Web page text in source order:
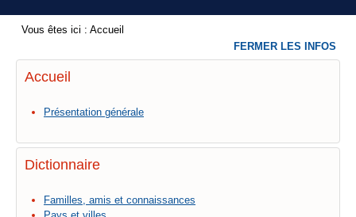
Vous êtes ici : Accueil
Accueil
Présentation générale
Dictionnaire
Familles, amis et connaissances
FERMER LES INFOS